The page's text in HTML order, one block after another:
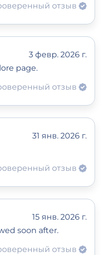
отзыв
3 февр. 2026 г.
page.
отзыв
31 янв. 2026 г.
отзыв
15 янв. 2026 г.
soon after.
отзыв